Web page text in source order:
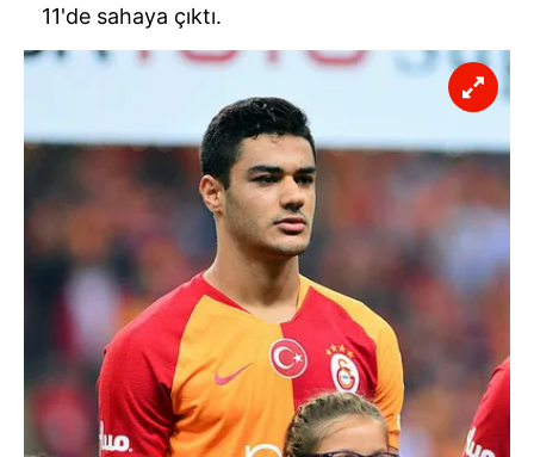
11'de sahaya çıktı.